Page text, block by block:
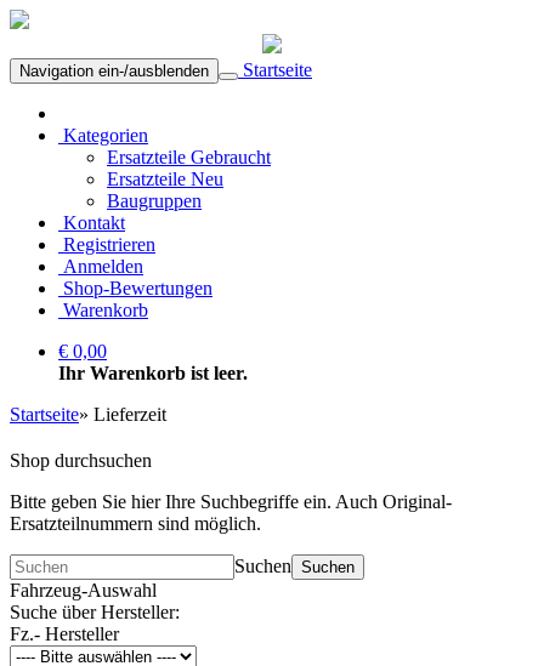
Navigation ein-/ausblenden Startseite
Kategorien
Ersatzteile Gebraucht
Ersatzteile Neu
Baugruppen
Kontakt
Registrieren
Anmelden
Shop-Bewertungen
Warenkorb
€ 0,00
Ihr Warenkorb ist leer.
Startseite» Lieferzeit
Shop durchsuchen
Bitte geben Sie hier Ihre Suchbegriffe ein. Auch Original-
Ersatzteilnummern sind möglich.
Suchen Suchen
Fahrzeug-Auswahl
Suche über Hersteller:
Fz.- Hersteller